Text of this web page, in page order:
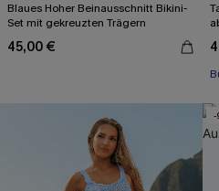
Blaues Hoher Beinausschnitt Bikini-
Set mit gekreuzten Trägern
45,00 €
-